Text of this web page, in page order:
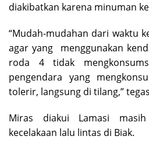
diakibatkan karena minuman
“Mudah-mudahan dari waktu
agar yang menggunakan
roda 4 tidak
pengendara yang
tolerir, langsung di tilang,”
Miras diakui Lamasi
kecelakaan lalu lintas di Biak.